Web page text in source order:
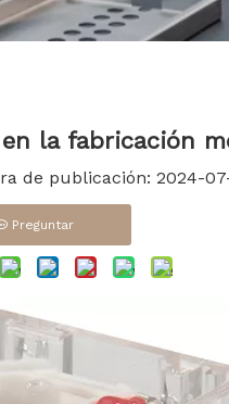
la fabricación
de publicación: 2024-
Preguntar